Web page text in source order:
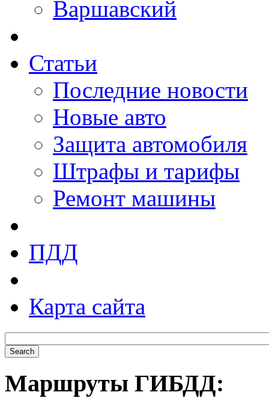
Варшавский
Статьи
Последние новости
Новые авто
Защита автомобиля
Штрафы и тарифы
Ремонт машины
ПДД
Карта сайта
Маршруты ГИБДД: